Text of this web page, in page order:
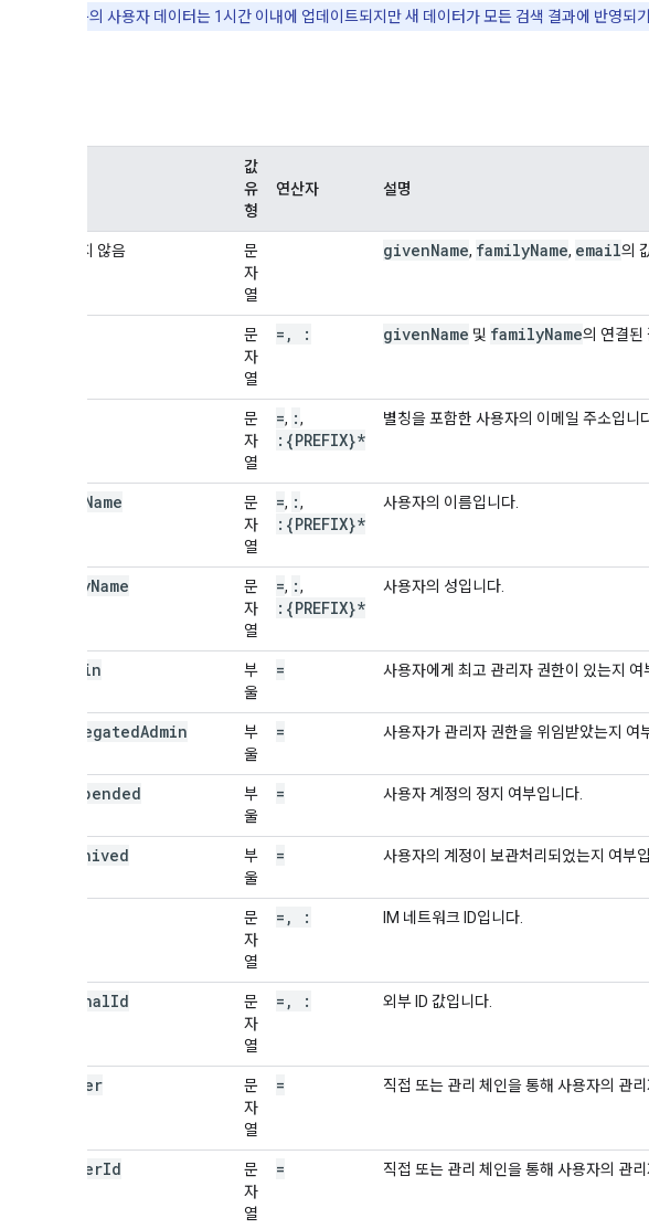
대부분의 사용자 데이터는 1시간 이내에 업데이트되지만 새 데이터가 모든 검색 결과에 반영되
값
유
형
연산자 설명
지정되지 않음
문
자
열
givenName, familyName, email의
문
자
열
= , : givenName 및 familyName의 연결된
문
자
열
=, :,
:{PREFIX}*
별칭을 포함한 사용자의 이메일 주소입니
Name
문
자
열
=, :,
:{PREFIX}*
사용자의 이름입니다.
familyName
문
자
열
=, :,
:{PREFIX}*
사용자의 성입니다.
Admin
부
울
= 사용자에게 최고 관리자 권한이 있는지 여
DelegatedAdmin
부
울
= 사용자가 관리자 권한을 위임받았는지 여
Suspended
부
울
= 사용자 계정의 정지 여부입니다.
Archived
부
울
= 사용자의 계정이 보관처리되었는지 여부
문
자
열
= , : IM 네트워크 ID입니다.
externalId
문
자
열
= , : 외부 ID 값입니다.
manager
문
자
열
= 직접 또는 관리 체인을 통해 사용자의 관
managerId
문
자
열
= 직접 또는 관리 체인을 통해 사용자의 관리